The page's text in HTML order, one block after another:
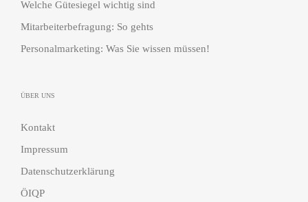
Welche Gütesiegel wichtig sind
Mitarbeiterbefragung: So gehts
Personalmarketing: Was Sie wissen müssen!
ÜBER UNS
Kontakt
Impressum
Datenschutzerklärung
ÖIQP